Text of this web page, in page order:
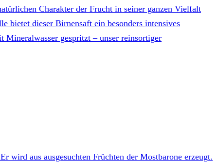
Charakter der Frucht in seiner ganzen Vielfalt
bietet dieser Birnensaft ein besonders intensives
Mineralwasser gespritzt – unser reinsortiger
wird aus ausgesuchten Früchten der Mostbarone erzeugt.